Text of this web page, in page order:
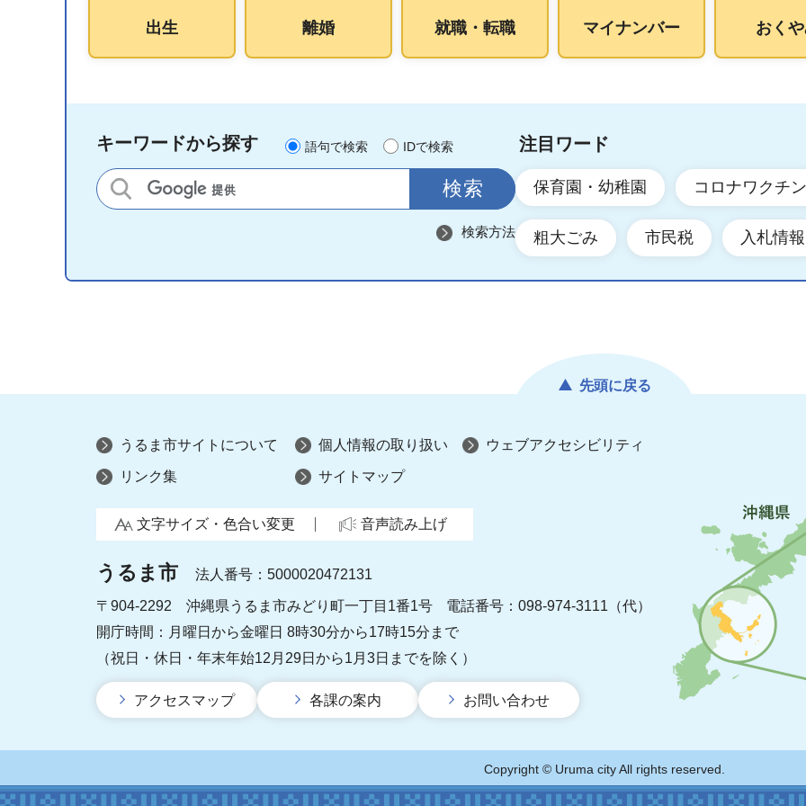
出生 離婚 就職・転職 マイナンバー おく
キーワードから探す 語句で検索 IDで検索
サイト内検索
検索方法
注目ワード
保育園・幼稚園 コロナワクチン
粗大ごみ 市民税 入札情報
先頭に戻る
うるま市サイトについて 個人情報の取り扱い ウェブアクセシビリティ
リンク集 サイトマップ
文字サイズ・色合い変更 音声読み上げ
うるま市 法人番号：5000020472131
〒904-2292 沖縄県うるま市みどり町一丁目1番1号
電話番号：098-974-3111（代）
開庁時間：月曜日から金曜日 8時30分から17時15分まで
（祝日・休日・年末年始12月29日から1月3日までを除く）
アクセスマップ 各課の案内 お問い合わせ
Copyright © Uruma city All rights reserved.